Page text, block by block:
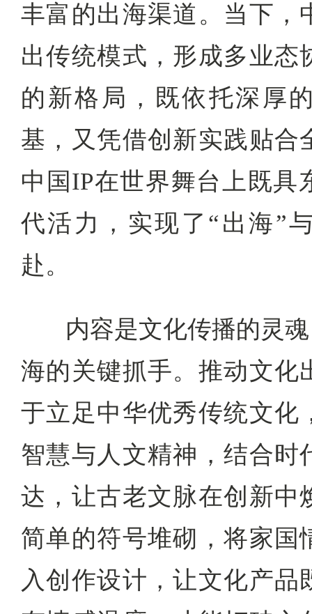
丰富的出海渠道。当下，
出传统模式，形成多业态
的新格局，既依托深厚
基，又凭借创新实践贴合
中国IP在世界舞台上既具
代活力，实现了“出海”
赴。
内容是文化传播的灵
海的关键抓手。推动文化
于立足中华优秀传统文化
智慧与人文精神，结合时
达，让古老文脉在创新中
简单的符号堆砌，将家国
入创作设计，让文化产品